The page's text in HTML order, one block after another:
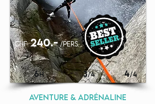
chf 240.- /pers.
6H3/44/4
aventure & adrénaline